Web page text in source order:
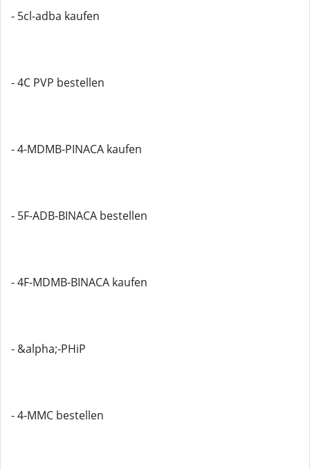
- 5cl-adba kaufen
- 4C PVP bestellen
- 4-MDMB-PINACA kaufen
- 5F-ADB-BINACA bestellen
- 4F-MDMB-BINACA kaufen
- &alpha;-PHiP
- 4-MMC bestellen